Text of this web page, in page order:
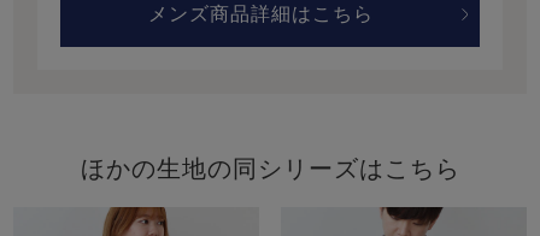
メンズ商品詳細はこちら
ほかの生地の同シリーズはこちら